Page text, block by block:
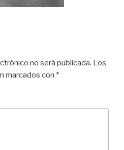
no será publicada. Los
marcados con *